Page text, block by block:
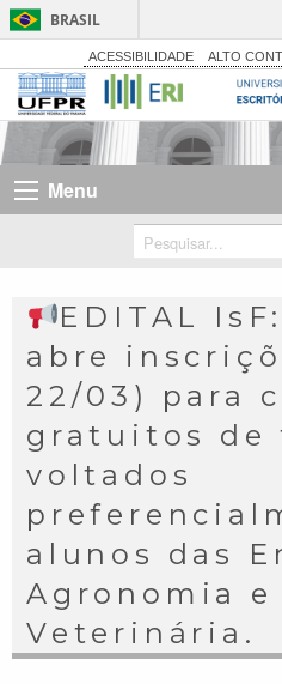
BRASIL
ACESSIBILIDADE ALTO
Menu
EDITAL
abre
22/03) para
gratuitos de
voltados
alunos das
Agronomia e
Veterinária.